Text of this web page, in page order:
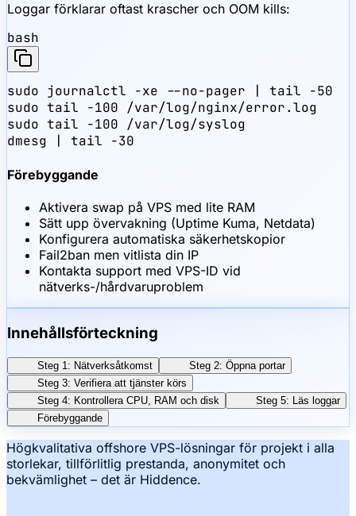
Loggar förklarar oftast krascher och OOM kills:
bash
sudo journalctl -xe --no-pager | tail -50
sudo tail -100 /var/log/nginx/error.log
sudo tail -100 /var/log/syslog
dmesg | tail -30
Förebyggande
Aktivera swap på VPS med lite RAM
Sätt upp övervakning (Uptime Kuma, Netdata)
Konfigurera automatiska säkerhetskopior
Fail2ban men vitlista din IP
Kontakta support med VPS-ID vid
nätverks-/hårdvaruproblem
Innehållsförteckning
Steg 1: Nätverksåtkomst
Steg 2: Öppna portar
Steg 3: Verifiera att tjänster körs
Steg 4: Kontrollera CPU, RAM och disk
Steg 5: Läs loggar
Förebyggande
Högkvalitativa offshore VPS-lösningar för projekt i alla
storlekar, tillförlitlig prestanda, anonymitet och
bekvämlighet – det är Hiddence.